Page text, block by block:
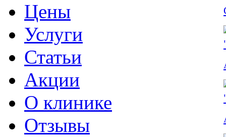
Цены
Услуги
Статьи
Акции
О клинике
Отзывы